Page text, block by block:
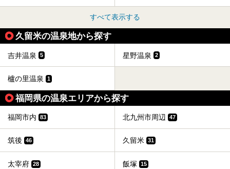
すべて表示する
久留米の温泉地から探す
吉井温泉 5 星野温泉 2
櫨の里温泉 1
福岡県の温泉エリアから探す
福岡市内 83 北九州市周辺 47
筑後 46 久留米 31
太宰府 28 飯塚 15